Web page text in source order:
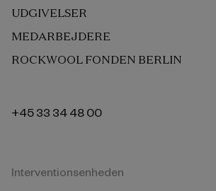
UDGIVELSER
MEDARBEJDERE
ROCKWOOL FONDEN BERLIN
+45 33 34 48 00
Interventionsenheden